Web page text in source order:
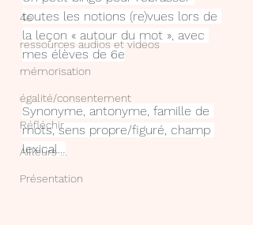
4e
ressources audios et videos
mémorisation
égalité/consentement
Réfléchir
Ailleurs ...
Présentation
toutes les notions (re)vues lors de
la leçon « autour du mot », avec
mes élèves de 6e
Synonyme, antonyme, famille de
mots, sens propre/figuré, champ
lexical…